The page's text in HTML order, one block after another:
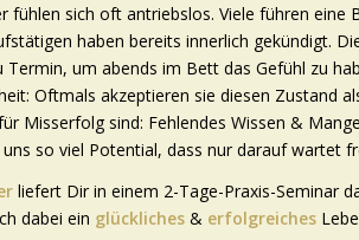
fühlen sich oft antriebslos. Viele führen eine
haben bereits innerlich gekündigt.
Termin, um abends im Bett das Gefühl zu
Oftmals akzeptieren sie diesen Zustand
Misserfolg sind: Fehlendes Wissen &
uns so viel Potential, dass nur darauf wartet
liefert Dir in einem 2-Tage-Praxis-Seminar
dabei ein glückliches &erfolgreiches